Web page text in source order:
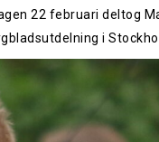
22 februari deltog
i